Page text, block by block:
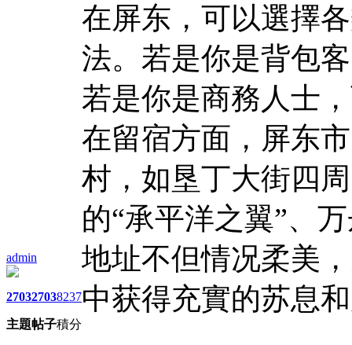
admin
2703
主題
2703
帖子
8237
積分
在屏东，可以選擇
法。若是你是背包
若是你是商務人士
在留宿方面，屏东
村，如垦丁大街四
的“承平洋之翼”、
地址不但情况柔美
中获得充實的苏息